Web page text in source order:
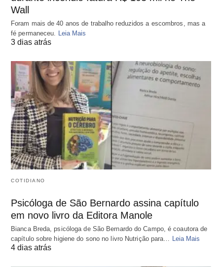
Wall
Foram mais de 40 anos de trabalho reduzidos a escombros, mas a
fé permaneceu. Leia Mais
3 dias atrás
COTIDIANO
Psicóloga de São Bernardo assina capítulo
em novo livro da Editora Manole
Bianca Breda, psicóloga de São Bernardo do Campo, é coautora de
capítulo sobre higiene do sono no livro Nutrição para… Leia Mais
4 dias atrás